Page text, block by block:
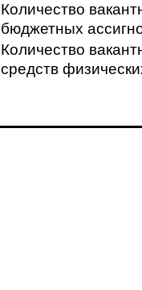
Количество
бюджетных
Количество
средств